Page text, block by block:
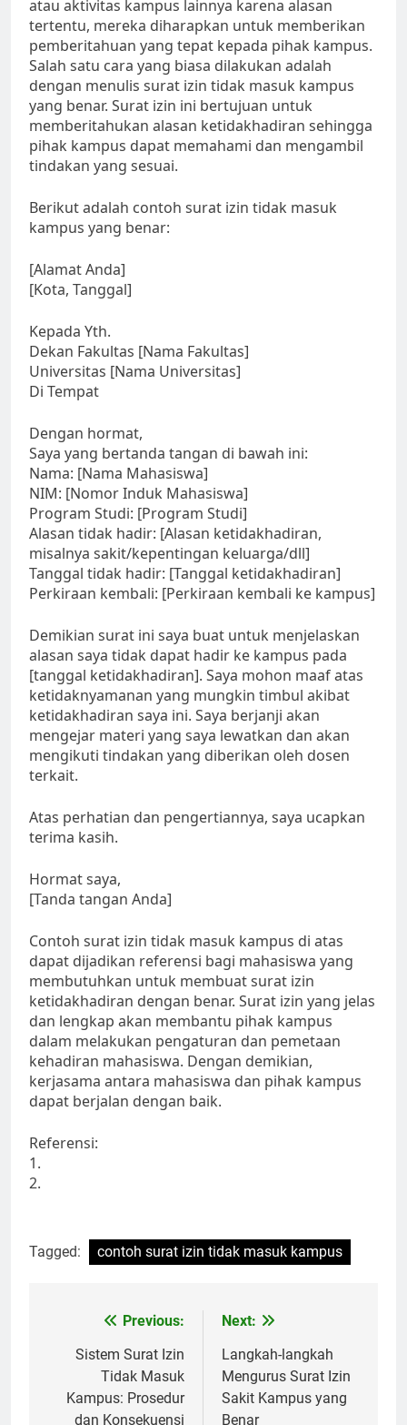
atau aktivitas kampus lainnya karena alasan
tertentu, mereka diharapkan untuk memberikan
pemberitahuan yang tepat kepada pihak kampus.
Salah satu cara yang biasa dilakukan adalah
dengan menulis surat izin tidak masuk kampus
yang benar. Surat izin ini bertujuan untuk
memberitahukan alasan ketidakhadiran sehingga
pihak kampus dapat memahami dan mengambil
tindakan yang sesuai.
Berikut adalah contoh surat izin tidak masuk
kampus yang benar:
[Alamat Anda]
[Kota, Tanggal]
Kepada Yth.
Dekan Fakultas [Nama Fakultas]
Universitas [Nama Universitas]
Di Tempat
Dengan hormat,
Saya yang bertanda tangan di bawah ini:
Nama: [Nama Mahasiswa]
NIM: [Nomor Induk Mahasiswa]
Program Studi: [Program Studi]
Alasan tidak hadir: [Alasan ketidakhadiran,
misalnya sakit/kepentingan keluarga/dll]
Tanggal tidak hadir: [Tanggal ketidakhadiran]
Perkiraan kembali: [Perkiraan kembali ke kampus]
Demikian surat ini saya buat untuk menjelaskan
alasan saya tidak dapat hadir ke kampus pada
[tanggal ketidakhadiran]. Saya mohon maaf atas
ketidaknyamanan yang mungkin timbul akibat
ketidakhadiran saya ini. Saya berjanji akan
mengejar materi yang saya lewatkan dan akan
mengikuti tindakan yang diberikan oleh dosen
terkait.
Atas perhatian dan pengertiannya, saya ucapkan
terima kasih.
Hormat saya,
[Tanda tangan Anda]
Contoh surat izin tidak masuk kampus di atas
dapat dijadikan referensi bagi mahasiswa yang
membutuhkan untuk membuat surat izin
ketidakhadiran dengan benar. Surat izin yang jelas
dan lengkap akan membantu pihak kampus
dalam melakukan pengaturan dan pemetaan
kehadiran mahasiswa. Dengan demikian,
kerjasama antara mahasiswa dan pihak kampus
dapat berjalan dengan baik.
Referensi:
1.
2.
Tagged: contoh surat izin tidak masuk kampus
navigation
Previous:
Sistem Surat Izin
Tidak Masuk
Kampus: Prosedur
dan Konsekuensi
Next:
Langkah-langkah
Mengurus Surat Izin
Sakit Kampus yang
Benar